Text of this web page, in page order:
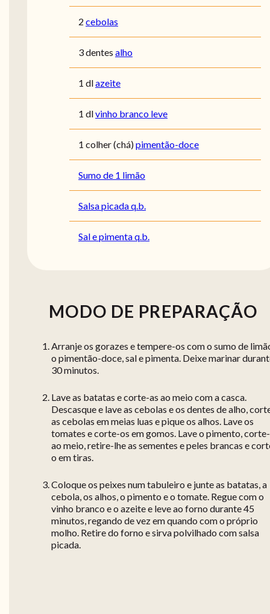
2 cebolas
3 dentes alho
1 dlazeite
1 dlvinho branco leve
1 colher (chá)pimentão-doce
Sumo de 1 limão
Salsa picada q.b.
Sal e pimenta q.b.
MODO DE PREPARAÇÃO
Arranje os gorazes e tempere-os com o sumo de
o pimentão-doce, sal e pimenta. Deixe marinar
30 minutos.
Lave as batatas e corte-as ao meio com a casca.
Descasque e lave as cebolas e os dentes de alho,
as cebolas em meias luas e pique os alhos. Lave os
tomates e corte-os em gomos. Lave o pimento,
ao meio, retire-lhe as sementes e peles brancas e
o em tiras.
Coloque os peixes num tabuleiro e junte as batatas, a
cebola, os alhos, o pimento e o tomate. Regue com o
vinho branco e o azeite e leve ao forno durante 45
minutos, regando de vez em quando com o próprio
molho. Retire do forno e sirva polvilhado com salsa
picada.